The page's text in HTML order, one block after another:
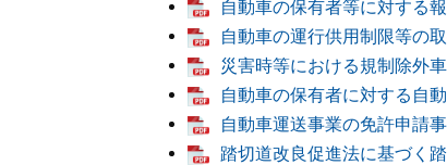
自動車の保有者等に対する
自動車の運行供用制限等の
災害時等における規制除外
自動車の保有者に対する自
自動車運送事業の免許申請
踏切道改良促進法に基づく